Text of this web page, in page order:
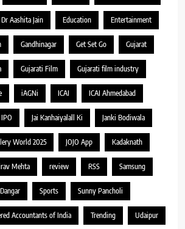
Dr Aashita Jain Education Entertainment
Gandhinagar Get Set Go Gujarat
Gujarati Film Gujarati film industry
iAGNi ICAI ICAI Ahmedabad
IPO Jai Kanhaiyalall Ki Janki Bodiwala
World 2025 JOJO App Kadaknath
Mehta review RSS Samsung
Sports Sunny Pancholi
Accountants of India Trending Udaipur